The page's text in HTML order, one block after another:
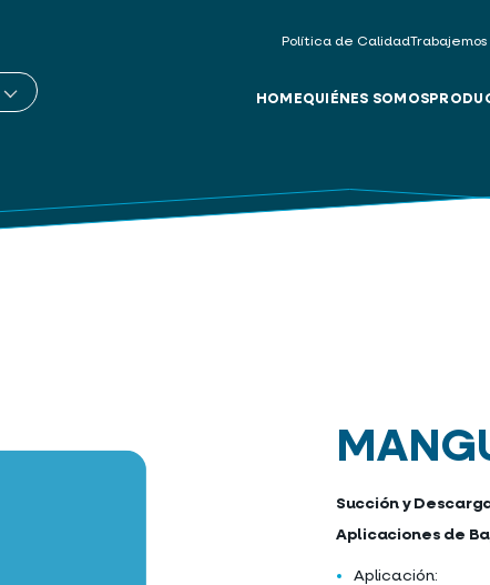
Política de Calidad
HOMEQUIÉNES SOMOS
Succión y
Aplicaciones de
Aplicación: